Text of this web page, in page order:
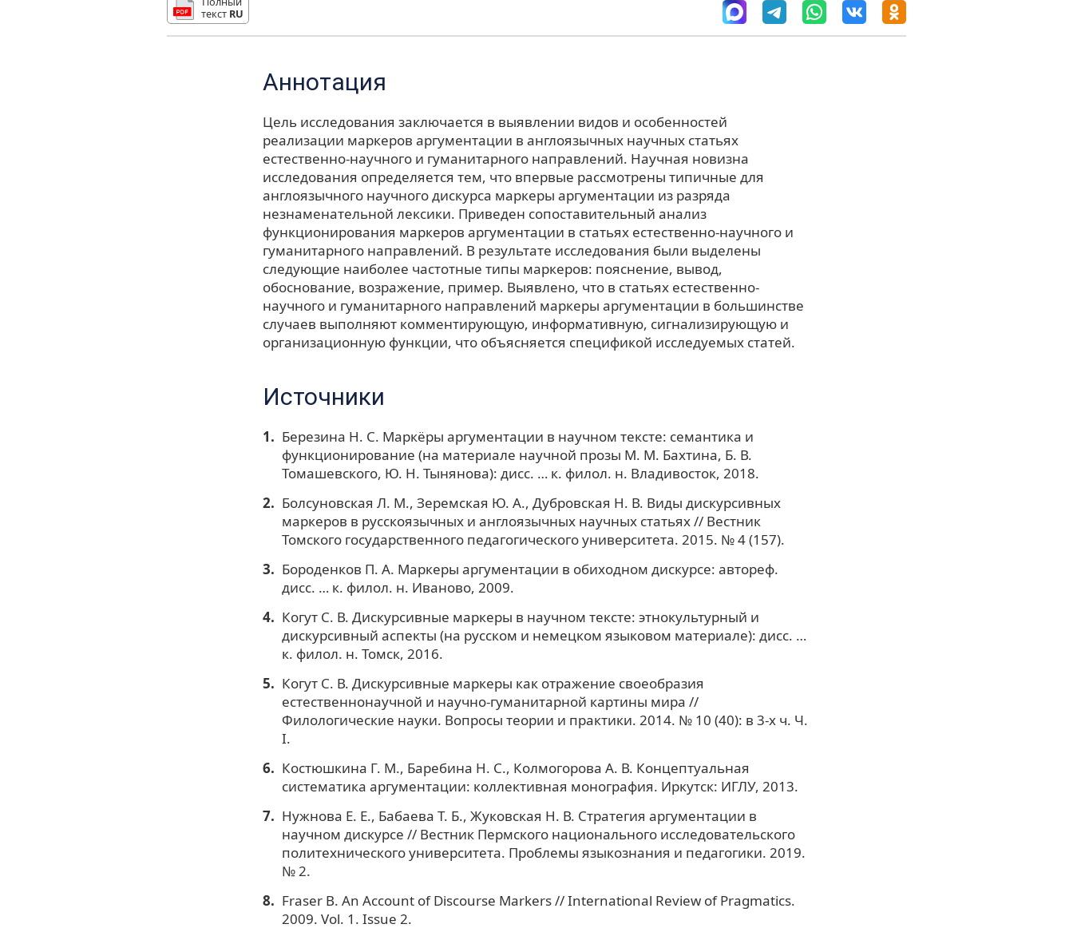
текст RU
Аннотация
Цель исследования заключается в выявлении видов и особенностей
реализации маркеров аргументации в англоязычных научных статьях
естественно-научного и гуманитарного направлений. Научная новизна
исследования определяется тем, что впервые рассмотрены типичные для
англоязычного научного дискурса маркеры аргументации из разряда
незнаменательной лексики. Приведен сопоставительный анализ
функционирования маркеров аргументации в статьях естественно-научного и
гуманитарного направлений. В результате исследования были выделены
следующие наиболее частотные типы маркеров: пояснение, вывод,
обоснование, возражение, пример. Выявлено, что в статьях естественно-
научного и гуманитарного направлений маркеры аргументации в большинстве
случаев выполняют комментирующую, информативную, сигнализирующую и
организационную функции, что объясняется спецификой исследуемых статей.
Источники
Березина Н. С. Маркёры аргументации в научном тексте: семантика и
функционирование (на материале научной прозы М. М. Бахтина, Б. В.
Томашевского, Ю. Н. Тынянова): дисс. … к. филол. н. Владивосток, 2018.
Болсуновская Л. М., Зеремская Ю. А., Дубровская Н. В. Виды дискурсивных
маркеров в русскоязычных и англоязычных научных статьях // Вестник
Томского государственного педагогического университета. 2015. № 4 (157).
Бороденков П. А. Маркеры аргументации в обиходном дискурсе: автореф.
дисс. … к. филол. н. Иваново, 2009.
Когут С. В. Дискурсивные маркеры в научном тексте: этнокультурный и
дискурсивный аспекты (на русском и немецком языковом материале): дисс. …
к. филол. н. Томск, 2016.
Когут С. В. Дискурсивные маркеры как отражение своеобразия
естественнонаучной и научно-гуманитарной картины мира //
Филологические науки. Вопросы теории и практики. 2014. № 10 (40): в 3-х ч. Ч.
I.
Костюшкина Г. М., Баребина Н. С., Колмогорова А. В. Концептуальная
систематика аргументации: коллективная монография. Иркутск: ИГЛУ, 2013.
Нужнова Е. Е., Бабаева Т. Б., Жуковская Н. В. Стратегия аргументации в
научном дискурсе // Вестник Пермского национального исследовательского
политехнического университета. Проблемы языкознания и педагогики. 2019.
№ 2.
Fraser B. An Account of Discourse Markers // International Review of Pragmatics.
2009. Vol. 1. Issue 2.